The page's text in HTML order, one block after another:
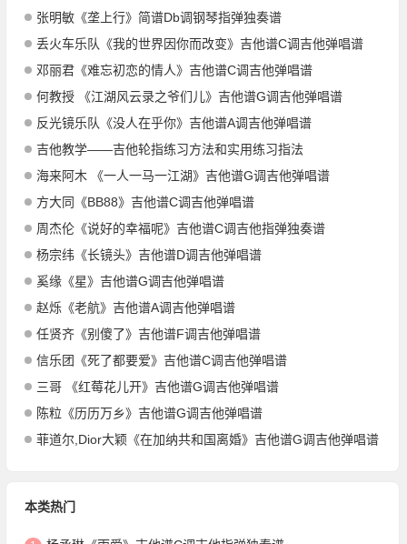
张明敏《垄上行》简谱Db调钢琴指弹独奏谱
丢火车乐队《我的世界因你而改变》吉他谱C调吉他弹唱谱
邓丽君《难忘初恋的情人》吉他谱C调吉他弹唱谱
何教授 《江湖风云录之爷们儿》吉他谱G调吉他弹唱谱
反光镜乐队《没人在乎你》吉他谱A调吉他弹唱谱
吉他教学——吉他轮指练习方法和实用练习指法
海来阿木 《一人一马一江湖》吉他谱G调吉他弹唱谱
方大同《BB88》吉他谱C调吉他弹唱谱
周杰伦《说好的幸福呢》吉他谱C调吉他指弹独奏谱
杨宗纬《长镜头》吉他谱D调吉他弹唱谱
奚缘《星》吉他谱G调吉他弹唱谱
赵烁《老航》吉他谱A调吉他弹唱谱
任贤齐《别傻了》吉他谱F调吉他弹唱谱
信乐团《死了都要爱》吉他谱C调吉他弹唱谱
三哥 《红莓花儿开》吉他谱G调吉他弹唱谱
陈粒《历历万乡》吉他谱G调吉他弹唱谱
菲道尔,Dior大颖《在加纳共和国离婚》吉他谱G调吉他弹唱谱
本类热门